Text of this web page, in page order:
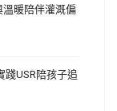
暖陪伴灌溉偏
踐USR陪孩子追